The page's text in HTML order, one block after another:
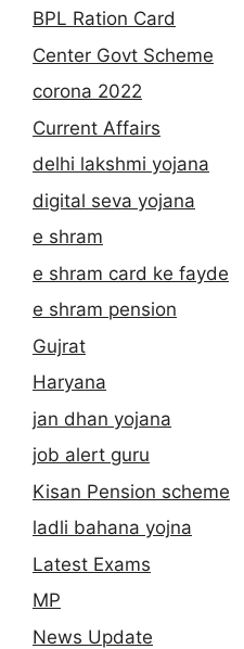
BPL Ration Card
Center Govt Scheme
corona 2022
Current Affairs
delhi lakshmi yojana
digital seva yojana
e shram
e shram card ke fayde
e shram pension
Gujrat
Haryana
jan dhan yojana
job alert guru
Kisan Pension scheme
ladli bahana yojna
Latest Exams
MP
News Update